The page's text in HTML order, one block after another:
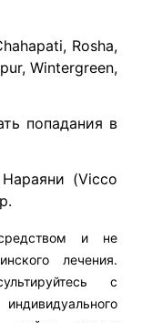
Rosha,
Wintergreen,
попадания в
(Vicco
и не
лечения.
с